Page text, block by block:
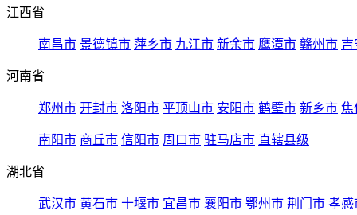
江西省
南昌市 景德镇市 萍乡市 九江市 新余市 鹰潭市 赣州市 吉
河南省
郑州市 开封市 洛阳市 平顶山市 安阳市 鹤壁市 新乡市 焦
南阳市 商丘市 信阳市 周口市 驻马店市 直辖县级
湖北省
武汉市 黄石市 十堰市 宜昌市 襄阳市 鄂州市 荆门市 孝感